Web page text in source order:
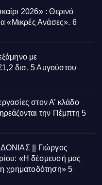
2026» : Θερινό
«Μικρές Ανάσες». 6
με
δισ. 5 Αυγούστου
στον Α’ κλάδο
την Πέμπτη 5
|| Γιώργος
«Η δέσμευσή μας
χρηματοδότηση» 5